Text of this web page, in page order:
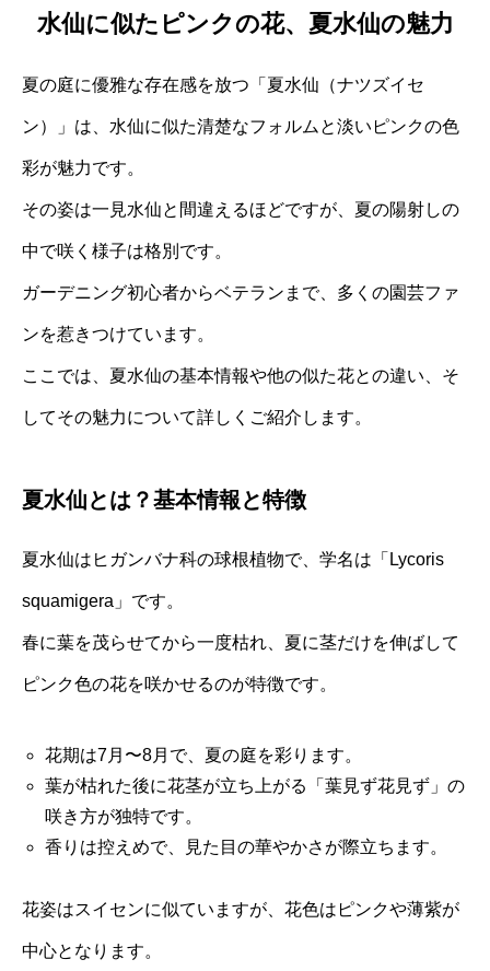
水仙に似たピンクの花、夏水仙の魅力
夏の庭に優雅な存在感を放つ「夏水仙（ナツズイセ
ン）」は、水仙に似た清楚なフォルムと淡いピンクの色
彩が魅力です。
その姿は一見水仙と間違えるほどですが、夏の陽射しの
中で咲く様子は格別です。
ガーデニング初心者からベテランまで、多くの園芸ファ
ンを惹きつけています。
ここでは、夏水仙の基本情報や他の似た花との違い、そ
してその魅力について詳しくご紹介します。
夏水仙とは？基本情報と特徴
夏水仙はヒガンバナ科の球根植物で、学名は「Lycoris
squamigera」です。
春に葉を茂らせてから一度枯れ、夏に茎だけを伸ばして
ピンク色の花を咲かせるのが特徴です。
花期は7月〜8月で、夏の庭を彩ります。
葉が枯れた後に花茎が立ち上がる「葉見ず花見ず」の
咲き方が独特です。
香りは控えめで、見た目の華やかさが際立ちます。
花姿はスイセンに似ていますが、花色はピンクや薄紫が
中心となります。